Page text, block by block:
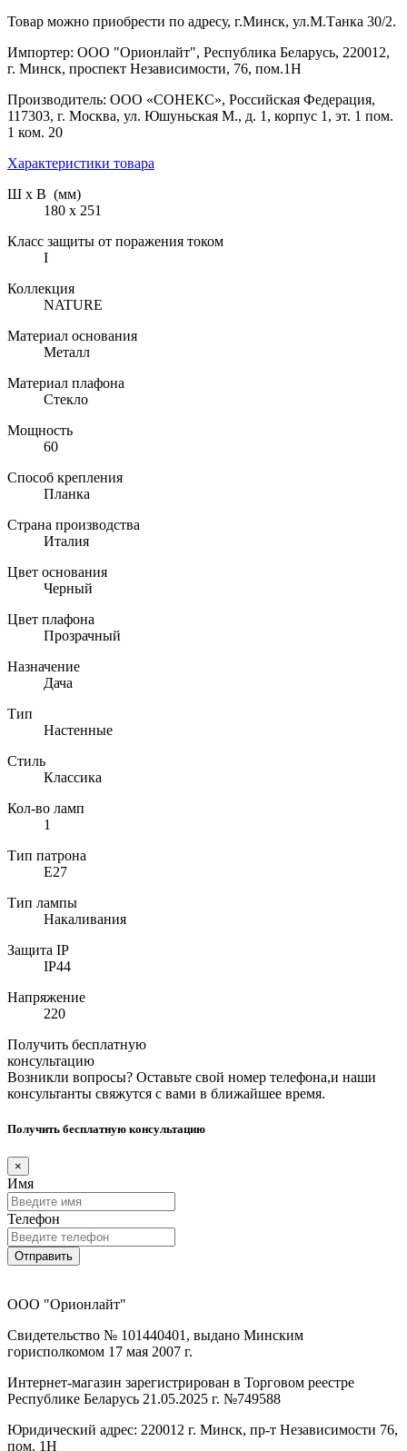
Товар можно приобрести по адресу, г.Минск, ул.М.Танка 30/2.
Импортер: ООО "Орионлайт", Республика Беларусь, 220012,
г. Минск, проспект Независимости, 76, пом.1Н
Производитель: ООО «СОНЕКС», Российская Федерация,
117303, г. Москва, ул. Юшуньская М., д. 1, корпус 1, эт. 1 пом.
1 ком. 20
Характеристики товара
Ш х В (мм)
180 х 251
Класс защиты от поражения током
I
Коллекция
NATURE
Материал основания
Металл
Материал плафона
Стекло
Мощность
60
Способ крепления
Планка
Страна производства
Италия
Цвет основания
Черный
Цвет плафона
Прозрачный
Назначение
Дача
Тип
Настенные
Стиль
Классика
Кол-во ламп
1
Тип патрона
E27
Тип лампы
Накаливания
Защита IP
IP44
Напряжение
220
Получить бесплатную
консультацию
Возникли вопросы? Оставьте свой номер телефона,и наши
консультанты свяжутся с вами в ближайшее время.
Получить бесплатную консультацию
×
Имя
Телефон
Отправить
ООО "Орионлайт"
Свидетельство № 101440401, выдано Минским
горисполкомом 17 мая 2007 г.
Интернет-магазин зарегистрирован в Торговом реестре
Республике Беларусь 21.05.2025 г. №749588
Юридический адрес: 220012 г. Минск, пр-т Независимости 76,
пом. 1Н